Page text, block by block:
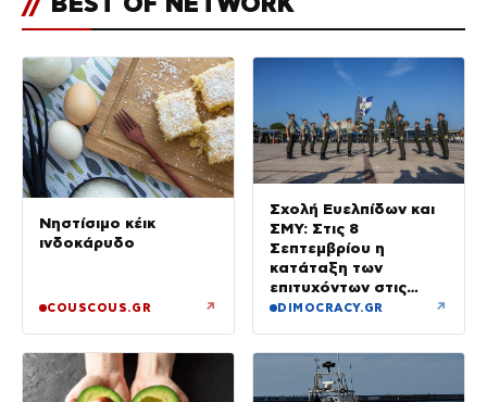
Νηστίσιμο κέικ
ινδοκάρυδο
COUSCOUS.GR ↗
Σχολή Ευελπίδων και
ΣΜΥ: Στις 8
Σεπτεμβρίου η
κατάταξη των
επιτυχόντων στις
Στρατιωτικές Σχολές
DIMOCRACY.GR ↗